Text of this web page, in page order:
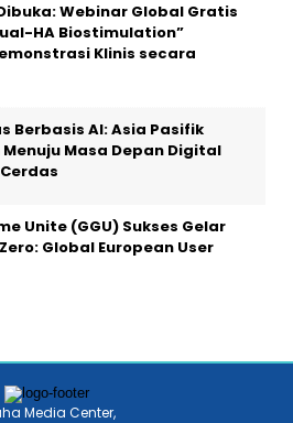
Webinar Global Gratis
HA Biostimulation”
Klinis secara
Berbasis AI: Asia Pasifik
Menuju Masa Depan Digital
Unite (GGU) Sukses Gelar
Global European User
Media Center,